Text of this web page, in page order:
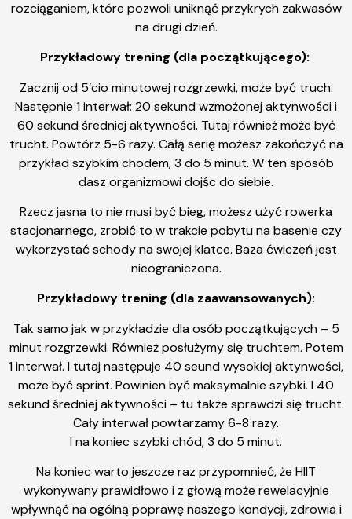
rozciąganiem, które pozwoli uniknąć przykrych zakwasów
na drugi dzień.
Przykładowy trening (dla początkującego):
Zacznij od 5’cio minutowej rozgrzewki, może być truch.
Następnie 1 interwał: 20 sekund wzmożonej aktynwości i
60 sekund średniej aktywności. Tutaj również może być
trucht. Powtórz 5-6 razy. Całą serię możesz zakończyć na
przykład szybkim chodem, 3 do 5 minut. W ten sposób
dasz organizmowi dojśc do siebie.
Rzecz jasna to nie musi być bieg, możesz użyć rowerka
stacjonarnego, zrobić to w trakcie pobytu na basenie czy
wykorzystać schody na swojej klatce. Baza ćwiczeń jest
nieograniczona.
Przykładowy trening (dla zaawansowanych):
Tak samo jak w przykładzie dla osób początkujących – 5
minut rozgrzewki. Również posłużymy się truchtem. Potem
1 interwał. I tutaj następuje 40 seund wysokiej aktynwości,
może być sprint. Powinien być maksymalnie szybki. I 40
sekund średniej aktywności – tu także sprawdzi się trucht.
Cały interwał powtarzamy 6-8 razy.
I na koniec szybki chód, 3 do 5 minut.
Na koniec warto jeszcze raz przypomnieć, że HIIT
wykonywany prawidłowo i z głową może rewelacyjnie
wpływnąć na ogólną poprawę naszego kondycji, zdrowia i